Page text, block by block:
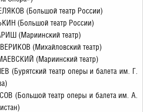
(Большой театр России)
(Большой театр России)
(Мариинский театр)
(Михайловский театр)
(Мариинский театр)
(Бурятский театр оперы и балета им. Г.
(Большой театр оперы и балета им. А.